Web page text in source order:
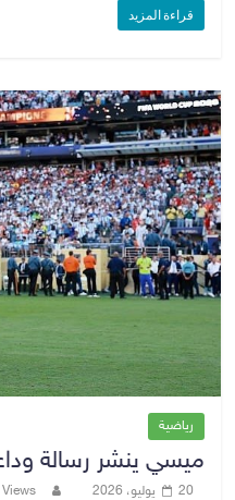
قراءة المزيد
رياضية
ميسي ينشر رسالة
20 يوليو، 2026